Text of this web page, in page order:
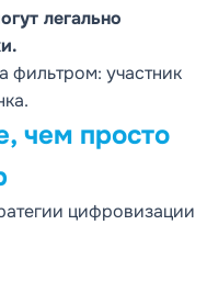
легально
фильтром: участник
чем просто
цифровизации